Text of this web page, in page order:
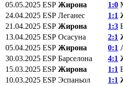
05.05.2025 ESP Жирона 1:0
24.04.2025 ESP Леганес 1:1
21.04.2025 ESP Жирона 1:3
13.04.2025 ESP Осасуна 2:1
05.04.2025 ESP Жирона 0:1
30.03.2025 ESP Барселона 4:1
15.03.2025 ESP Жирона 1:1
10.03.2025 ESP Эспаньол 1:1